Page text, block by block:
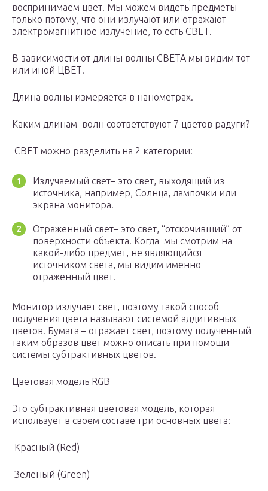
воспринимаем цвет. Мы можем видеть предметы
только потому, что они излучают или отражают
электромагнитное излучение, то есть СВЕТ.
В зависимости от длины волны СВЕТА мы видим тот
или иной ЦВЕТ.
Длина волны измеряется в нанометрах.
Каким длинам волн соответствуют 7 цветов радуги?
СВЕТ можно разделить на 2 категории:
Излучаемый свет– это свет, выходящий из
источника, например, Солнца, лампочки или
экрана монитора.
Отраженный свет– это свет, “отскочивший” от
поверхности объекта. Когда мы смотрим на
какой-либо предмет, не являющийся
источником света, мы видим именно
отраженный цвет.
Монитор излучает свет, поэтому такой способ
получения цвета называют системой аддитивных
цветов. Бумага – отражает свет, поэтому полученный
таким образов цвет можно описать при помощи
системы субтрактивных цветов.
Цветовая модель RGB
Это субтрактивная цветовая модель, которая
использует в своем составе три основных цвета:
Красный (Red)
Зеленый (Green)